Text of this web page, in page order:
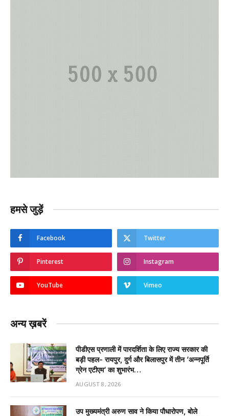
हमसे जुड़ें
Facebook Twitter
Pinterest Instagram
YouTube Vimeo
अन्य ख़बरें
पीडीएस प्रणाली में पारदर्शिता के लिए राज्य सरकार की
बड़ी पहल- रायपुर, दुर्ग और बिलासपुर में तीन ‘अन्नपूर्ति
ग्रेन एटीएम‘ का शुभारंभ…
AUGUST 8, 2026
उप मुख्यमंत्री अरुण साव ने किया पौधारोपण, बोले